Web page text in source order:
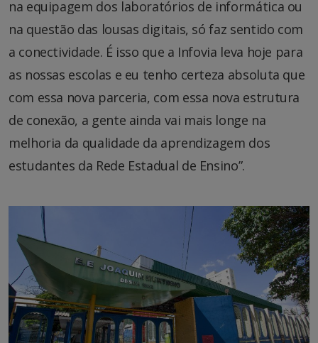
na equipagem dos laboratórios de informática ou
na questão das lousas digitais, só faz sentido com
a conectividade. É isso que a Infovia leva hoje para
as nossas escolas e eu tenho certeza absoluta que
com essa nova parceria, com essa nova estrutura
de conexão, a gente ainda vai mais longe na
melhoria da qualidade da aprendizagem dos
estudantes da Rede Estadual de Ensino”.